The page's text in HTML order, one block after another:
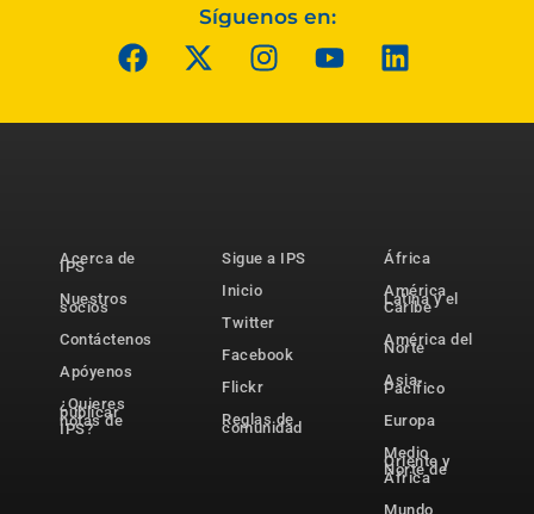
Síguenos en:
Acerca de
IPS
Nuestros
socios
Contáctenos
Apóyenos
¿Quieres
publicar
notas de
IPS?
Sigue a IPS
Inicio
Twitter
Facebook
Flickr
Reglas de
comunidad
África
América
Latina y el
Caribe
América del
Norte
Asia-
Pacífico
Europa
Medio
Oriente y
Norte de
África
Mundo